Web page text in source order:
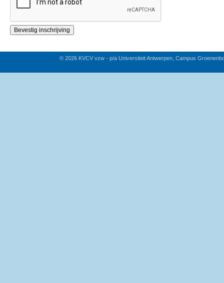
© 2026 KVCV vzw - p/a Universiteit Antwerpen, Campus